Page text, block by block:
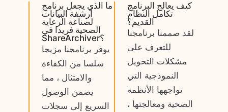
ما الذي يجعل برنامج
أرشفة البيانات
لصناعة الرعاية
الصحية فريدا في
ShareArchiver؟
يوفر برنامجنا مزيجا
سلسا من الكفاءة
والامتثال ، مما
يضمن الوصول
السريع إلى سجلات
كيف يعالج البرنامج
تكامل النظام
القديم؟
لقد صممنا برنامجنا
للتعرف على
مشكلات التحويل
النموذجية التي
تواجهها الأنظمة
الصحية ومعالجتها ،